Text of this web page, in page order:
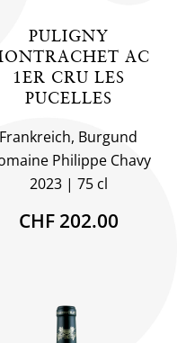
PULIGNY
AC
1ER CRU LES
PUCELLES
Frankreich, Burgund
Philippe Chavy
2023
75 cl
CHF 202.00